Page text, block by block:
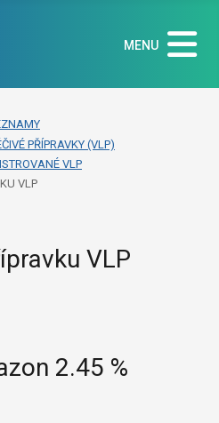
MENU
PŘÍPRAVKY (VLP)
VLP
VLP
VLP
2.45 %